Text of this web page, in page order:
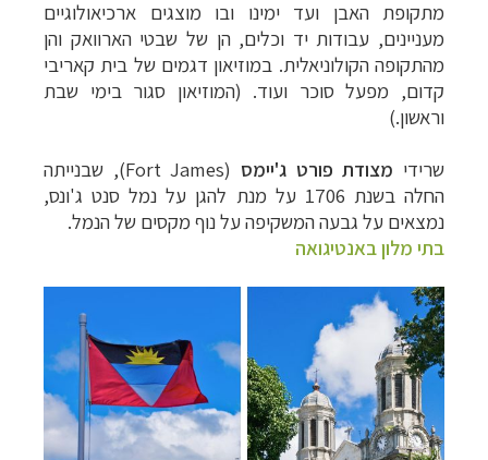
מתקופת האבן ועד ימינו ובו מוצגים ארכיאולוגיים
מעניינים, עבודות יד וכלים, הן של שבטי הארוואק והן
מהתקופה הקולוניאלית. במוזיאון דגמים של בית קאריבי
קדום, מפעל סוכר ועוד. (המוזיאון סגור בימי שבת
וראשון.)
שרידי מצודת פורט ג'יימס (
Fort James), שבנייתה
החלה בשנת 1706 על מנת להגן על נמל סנט ג'ונס,
נמצאים על גבעה המשקיפה על נוף מקסים של הנמל.
בתי מלון באנטיגואה